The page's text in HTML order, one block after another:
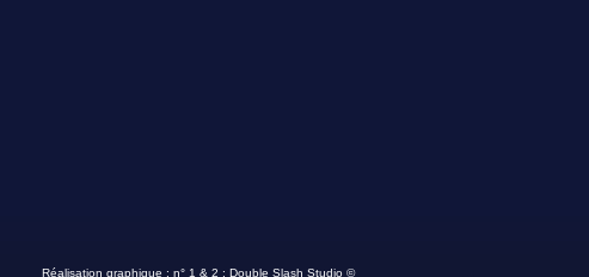
Réalisation graphique : n° 1 & 2 : Double Slash Studio ©